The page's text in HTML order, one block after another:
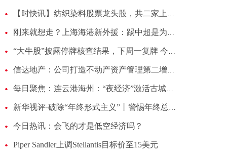
【时快讯】纺织染料股票龙头股，共二家上市公司，先收藏起来！
刚来就想走？上海海港新外援：踢中超是为积累经验，盼将来回日本 独家
“大牛股”披露停牌核查结果，下周一复牌 今日视点
信达地产：公司打造不动产资产管理第二增长曲线
每日聚焦：连云港海州：“夜经济”激活古城新活力
新华视评·破除“年终形式主义”丨警惕年终总结AI“代笔”滋生“指尖敷衍” 天天快报
今日热讯：会飞的才是低空经济吗？
Piper Sandler上调Stellantis目标价至15美元